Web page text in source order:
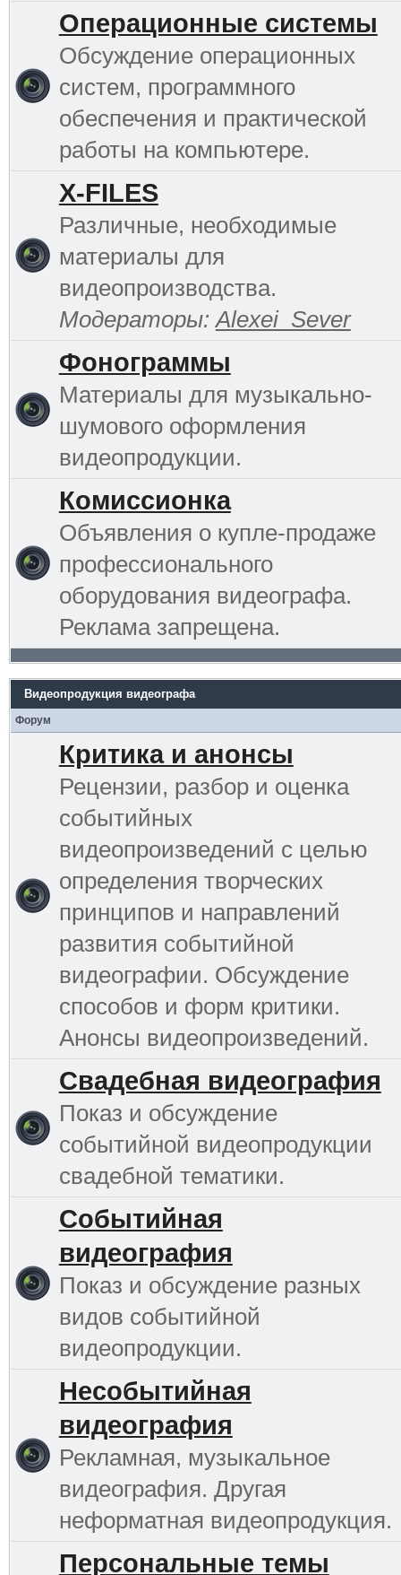
Операционные системы
Обсуждение операционных
систем, программного
обеспечения и практической
работы на компьютере.
Х-FILES
Различные, необходимые
материалы для
видеопроизводства.
Модераторы:Alexei_Sever
Фонограммы
Материалы для музыкально-
шумового оформления
видеопродукции.
Комиссионка
Объявления о купле-продаже
профессионального
оборудования видеографа.
Реклама запрещена.
Видеопродукция видеографа
Форум
Критика и анонсы
Рецензии, разбор и оценка
событийных
видеопроизведений с целью
определения творческих
принципов и направлений
развития событийной
видеографии. Обсуждение
способов и форм критики.
Анонсы видеопроизведений.
Свадебная видеография
Показ и обсуждение
событийной видеопродукции
свадебной тематики.
Событийная
видеография
Показ и обсуждение разных
видов событийной
видеопродукции.
Несобытийная
видеография
Рекламная, музыкальное
видеография. Другая
неформатная видеопродукция.
Персональные темы